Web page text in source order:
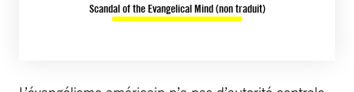
Scandal of the Evangelical Mind (non traduit)